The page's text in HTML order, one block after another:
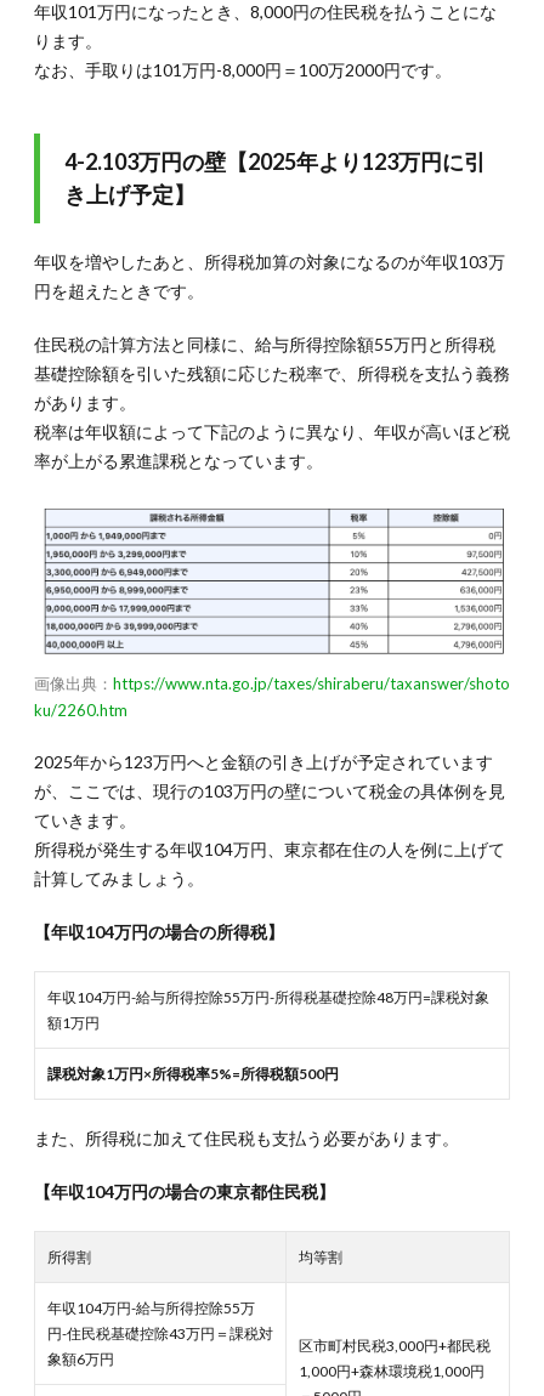
年収101万円になったとき、8,000円の住民税を払うことにな
ります。
なお、手取りは101万円-8,000円＝100万2000円です。
4-2.103万円の壁【2025年より123万円に引
き上げ予定】
年収を増やしたあと、所得税加算の対象になるのが年収103万
円を超えたときです。
住民税の計算方法と同様に、給与所得控除額55万円と所得税
基礎控除額を引いた残額に応じた税率で、所得税を支払う義務
があります。
税率は年収額によって下記のように異なり、年収が高いほど税
率が上がる累進課税となっています。
画像出典： https://www.nta.go.jp/taxes/shiraberu/taxanswer/shoto
ku/2260.htm
2025年から123万円へと金額の引き上げが予定されています
が、ここでは、現行の103万円の壁について税金の具体例を見
ていきます。
所得税が発生する年収104万円、東京都在住の人を例に上げて
計算してみましょう。
【年収104万円の場合の所得税】
年収104万円-給与所得控除55万円-所得税基礎控除48万円=課税対象
額1万円
課税対象1万円×所得税率5%=所得税額500円
また、所得税に加えて住民税も支払う必要があります。
【年収104万円の場合の東京都住民税】
所得割 均等割
年収104万円-給与所得控除55万
円-住民税基礎控除43万円＝課税対
象額6万円
区市町村民税3,000円+都民税
1,000円+森林環境税1,000円